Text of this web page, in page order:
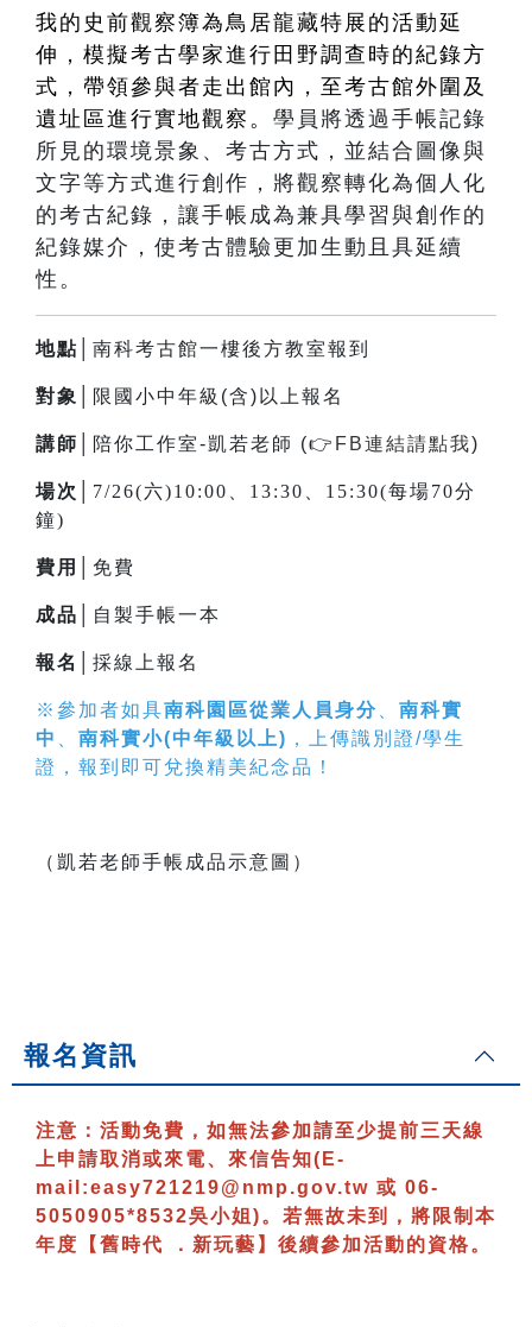
我的史前觀察簿為鳥居龍藏特展的活動延
伸，模擬考古學家進行田野調查時的紀錄方
式，帶領參與者走出館內，至考古館外圍及
遺址區進行實地觀察。 學員將透過手帳記錄
所見的環境景象、考古方式，並結合圖像與
文字等方式進行創作，將觀察轉化為個人化
的考古紀錄，讓手帳成為兼具學習與創作的
紀錄媒介，使考古體驗更加生動且具延續
性。
地點│ 南科考古館一樓後方教室報到
對象│ 限國小中年級(含)以上報名
講師│ 陪你工作室-凱若老師 (👉 FB連結請點我)
場次│ 7/26(六)10:00、13:30、15:30(每場70分
鐘)
費用│ 免費
成品│ 自製手帳一本
報名│ 採線上報名
※參加者如具南科園區從業人員身分
南科實
中
南科實小(中年級以上) ，上傳識別證/學生
證，報到即可兌換精美紀念品！
（凱若老師手帳成品示意圖）
報名資訊
注意： 活動免費，如無法參加請至少提前三天線
上申請取消或來電、來信告知(E-
mail:easy721219@nmp.gov.tw 或 06-
5050905*8532吳小姐)。若無故未到，將限制本
年度【舊時代 ．新玩藝】後續參加活動的資格。